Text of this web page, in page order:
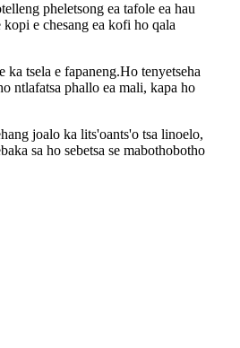
pheletsong ea tafole ea hau
e chesang ea kofi ho qala
tsela e fapaneng.Ho tenyetseha
ntlafatsa phallo ea mali, kapa ho
joalo ka lits'oants'o tsa linoelo,
sa ho sebetsa se mabothobotho